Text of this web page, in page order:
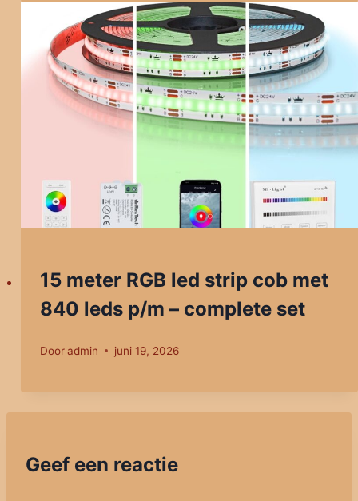
15 meter RGB led strip cob met
840 leds p/m – complete set
Door admin juni 19, 2026
Geef een reactie